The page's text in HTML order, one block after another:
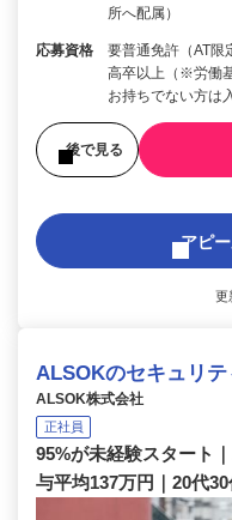
所へ配属）
応募資格
要普通免許（AT限
高卒以上（※労働
お持ちでない方は
後で見る
アピ
更
ALSOKのセキュリテ
ALSOK株式会社
正社員
95%が未経験スタート
与平均137万円｜20代30